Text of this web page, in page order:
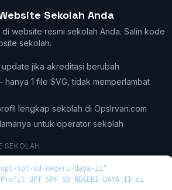
Sekolah Anda
website resmi sekolah Anda. Salin kode
sekolah.
update jika akreditasi berubah
hanya 1 file SVG, tidak memperlambat
lengkap sekolah di OpsIrvan.com
untuk operator sekolah
SEKOLAH